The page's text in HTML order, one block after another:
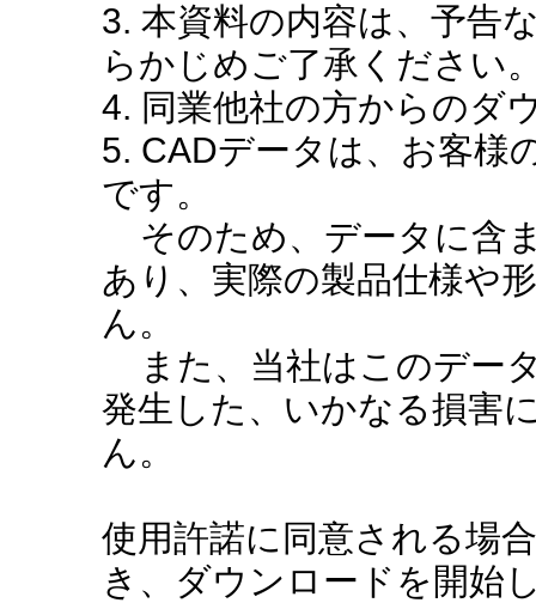
3. 本資料の内容は、予告
らかじめご了承ください
4. 同業他社の方からのダ
5. CADデータは、お客様
です。
そのため、データに含
あり、実際の製品仕様や
ん。
また、当社はこのデー
発生した、いかなる損害
ん。
使用許諾に同意される場
き、ダウンロードを開始